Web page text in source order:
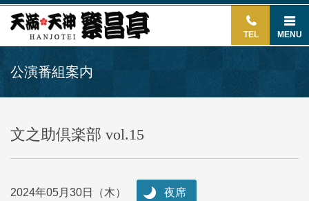
TEL MENU
公演番組案内
文之助倶楽部 vol.15
2024年05月30日（木） 夜席